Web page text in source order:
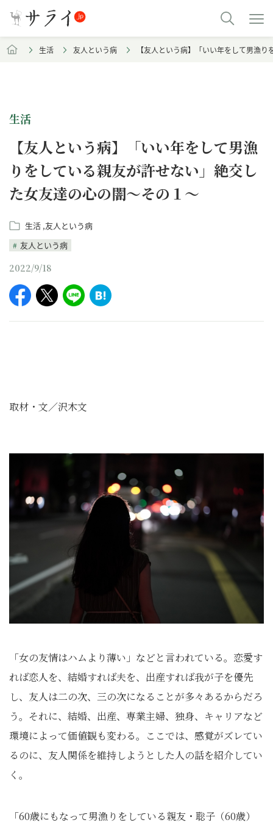
生活 友人という病 【友人という病】「いい年をして男漁
生活
【友人という病】「いい年をして男漁
りをしている親友が許せない」絶交し
た女友達の心の闇～その１～
生活 友人という病
友人という病
2022/9/18
取材・文／沢木文
「女の友情はハムより薄い」などと言われている。恋愛す
れば恋人を、結婚すれば夫を、出産すれば我が子を優先
し、友人は二の次、三の次になることが多々あるからだろ
う。それに、結婚、出産、専業主婦、独身、キャリアなど
環境によって価値観も変わる。ここでは、感覚がズレてい
るのに、友人関係を維持しようとした人の話を紹介してい
く。
「60歳にもなって男漁りをしている親友・聡子（60歳）